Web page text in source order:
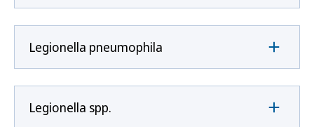
Legionella pneumophila
Legionella spp.